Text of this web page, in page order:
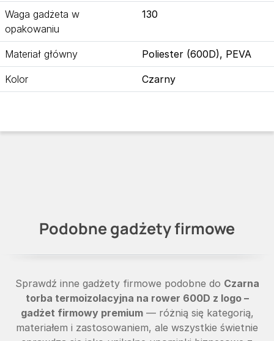
Waga gadżeta w
opakowaniu
130
Materiał główny Poliester (600D), PEVA
Kolor Czarny
Podobne gadżety firmowe
Sprawdź inne gadżety firmowe podobne do Czarna
torba termoizolacyjna na rower 600D z logo –
gadżet firmowy premium— różnią się kategorią,
materiałem i zastosowaniem, ale wszystkie świetnie